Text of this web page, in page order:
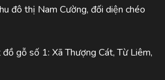
đô thị Nam Cường, đối diện chéo
gỗ số 1: Xã Thượng Cát, Từ Liêm,